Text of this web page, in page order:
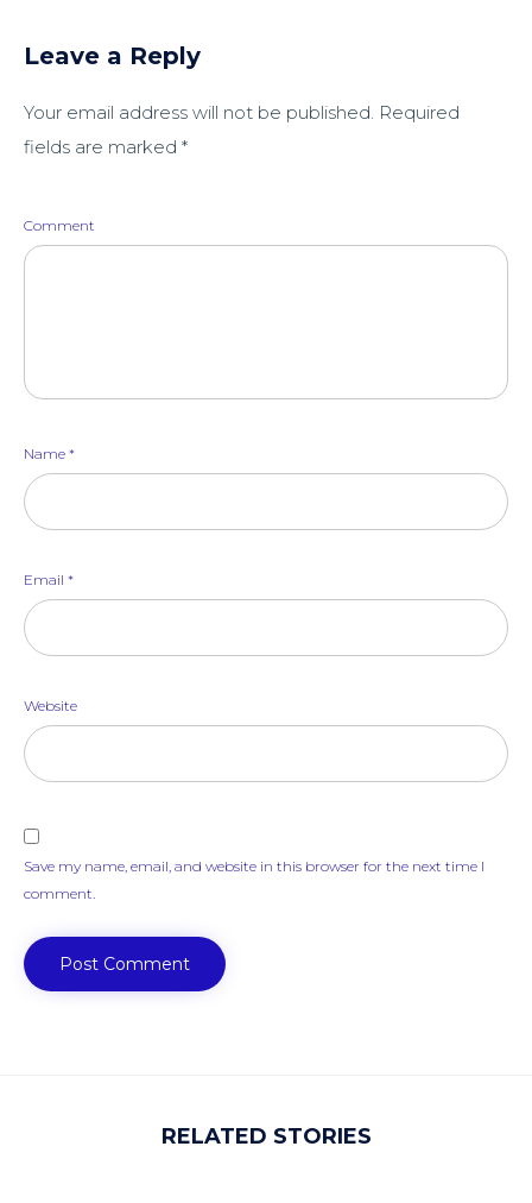
window)
Leave a Reply
Your email address will not be published. Required
fields are marked *
Comment
Name *
Email *
Website
Save my name, email, and website in this browser for the next time I
comment.
RELATED STORIES